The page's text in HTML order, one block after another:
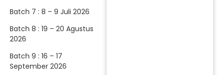
Batch 7 : 8 – 9 Juli 2026
Batch 8 : 19 – 20 Agustus
2026
Batch 9 : 16 – 17
September 2026